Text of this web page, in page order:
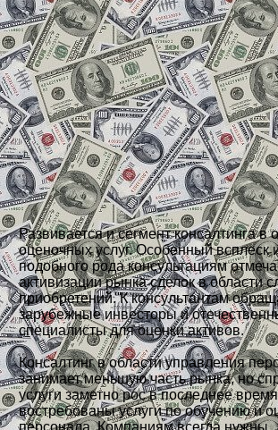
Развивается и сегмент консалтинга в
оценочных услуг. Особенный всплеск
подобного рода консультациям
активизации рынка сделок в области
приобретений. К консультантам
зарубежные инвесторы и
специалисты для оценки активов.
Консалтинг в области управления
занимает меньшую часть рынка, но
услуги заметно рос в последнее
востребованы услуги по обучению и
персонала. Компаниям всегда нужны